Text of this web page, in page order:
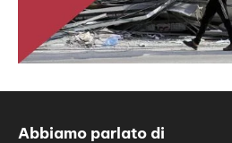
Abbiamo parlato di